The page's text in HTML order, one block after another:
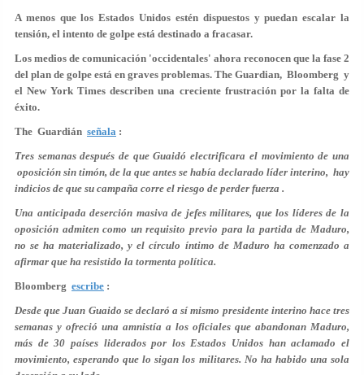
A menos que los Estados Unidos estén dispuestos y puedan escalar la
tensión, el intento de golpe está destinado a fracasar.
Los medios de comunicación 'occidentales' ahora reconocen que la fase 2
del plan de golpe está en graves problemas. The Guardian, Bloomberg y
el New York Times describen una creciente frustración por la falta de
éxito.
The Guardián señala :
Tres semanas después de que Guaidó electrificara el movimiento de una
oposición sin timón, de la que antes se había declarado líder interino, hay
indicios de que su campaña corre el riesgo de perder fuerza .
Una anticipada deserción masiva de jefes militares, que los líderes de la
oposición admiten como un requisito previo para la partida de Maduro,
no se ha materializado, y el círculo íntimo de Maduro ha comenzado a
afirmar que ha resistido la tormenta política.
Bloomberg escribe :
Desde que Juan Guaido se declaró a sí mismo presidente interino hace tres
semanas y ofreció una amnistía a los oficiales que abandonan Maduro,
más de 30 países liderados por los Estados Unidos han aclamado el
movimiento, esperando que lo sigan los militares. No ha habido una sola